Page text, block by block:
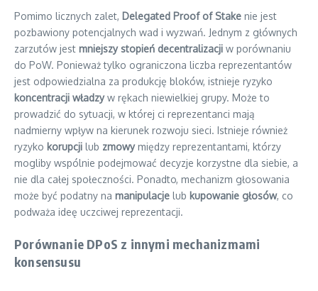
Pomimo licznych zalet, Delegated Proof of Stake nie jest
pozbawiony potencjalnych wad i wyzwań. Jednym z głównych
zarzutów jest mniejszy stopień decentralizacji w porównaniu
do PoW. Ponieważ tylko ograniczona liczba reprezentantów
jest odpowiedzialna za produkcję bloków, istnieje ryzyko
koncentracji władzyw rękach niewielkiej grupy. Może to
prowadzić do sytuacji, w której ci reprezentanci mają
nadmierny wpływ na kierunek rozwoju sieci. Istnieje również
ryzyko korupcji lub zmowymiędzy reprezentantami, którzy
mogliby wspólnie podejmować decyzje korzystne dla siebie, a
nie dla całej społeczności. Ponadto, mechanizm głosowania
może być podatny na manipulacje lub kupowanie głosów, co
podważa ideę uczciwej reprezentacji.
Porównanie DPoS z innymi mechanizmami
konsensusu